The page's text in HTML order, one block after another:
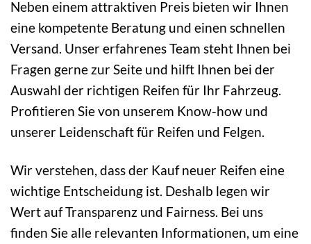
Neben einem attraktiven Preis bieten wir Ihnen
eine kompetente Beratung und einen schnellen
Versand. Unser erfahrenes Team steht Ihnen bei
Fragen gerne zur Seite und hilft Ihnen bei der
Auswahl der richtigen Reifen für Ihr Fahrzeug.
Profitieren Sie von unserem Know-how und
unserer Leidenschaft für Reifen und Felgen.
Wir verstehen, dass der Kauf neuer Reifen eine
wichtige Entscheidung ist. Deshalb legen wir
Wert auf Transparenz und Fairness. Bei uns
finden Sie alle relevanten Informationen, um eine